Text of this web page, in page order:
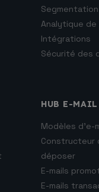
Analytique de
Intégrations
Sécurité des
HUB E-
Modèles d’e-
Constructeur
déposer
E-mails
E-mails